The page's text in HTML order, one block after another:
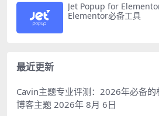
Jet Popup for
Elementor必备工具
最近更新
Cavin主题专业评测：2026年必备
博客主题 2026年 8月 6日